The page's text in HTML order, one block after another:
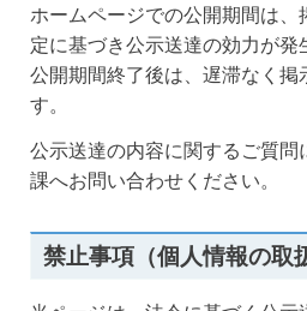
ホームページでの公開期間は、
定に基づき公示送達の効力が発
公開期間終了後は、遅滞なく掲
す。
公示送達の内容に関するご質問
課へお問い合わせください。
禁止事項（個人情報の取